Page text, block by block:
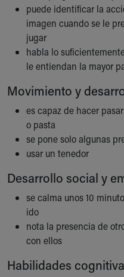
About Akron
Who We Are
Building a Brighter Future
Our Mission, Vision,
Calendar of Events
Community Mission
Connect With Us
Our Culture of Caring
Newsroom
Our Leadership
Quality and Patient Safety
Women's Board
Our History
More childhood, please.™
Cincinnati Children's
Your Visit
Directions
puede identificar la
imagen cuando se le
jugar
habla lo
le entiendan la mayor
Movimiento y
es capaz de hacer
o pasta
se pone solo algunas
usar un tenedor
Desarrollo social y
se calma unos 10
ido
nota la presencia de
con ellos
Habilidades